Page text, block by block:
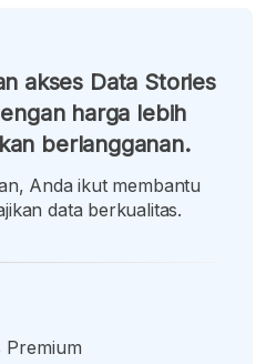
akses Data Stories
harga lebih
berlangganan.
Anda ikut membantu
data berkualitas.
Premium